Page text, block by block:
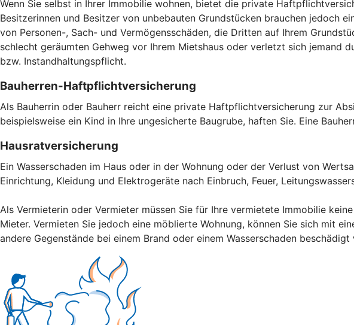
Wenn Sie selbst in Ihrer Immobilie wohnen, bietet die private
Besitzerinnen und Besitzer von unbebauten Grundstücken brauchen jedoch
von Personen-, Sach- und Vermögensschäden, die Dritten auf Ihrem
schlecht geräumten Gehweg vor Ihrem Mietshaus oder verletzt sich jemand
bzw. Instandhaltungspflicht.
Bauherren-Haftpflichtversicherung
Als Bauherrin oder Bauherr reicht eine private Haftpflichtversicherung zur
beispielsweise ein Kind in Ihre ungesicherte Baugrube, haften Sie. Eine
Hausratversicherung
Ein Wasserschaden im Haus oder in der Wohnung oder der Verlust von
Einrichtung, Kleidung und Elektrogeräte nach Einbruch, Feuer,
Als Vermieterin oder Vermieter müssen Sie für Ihre vermietete Immobilie
Mieter. Vermieten Sie jedoch eine möblierte Wohnung, können Sie sich mit
andere Gegenstände bei einem Brand oder einem Wasserschaden beschädigt